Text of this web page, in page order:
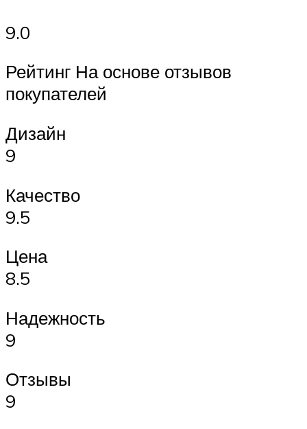
9.0
Рейтинг На основе отзывов
покупателей
Дизайн
9
Качество
9.5
Цена
8.5
Надежность
9
Отзывы
9